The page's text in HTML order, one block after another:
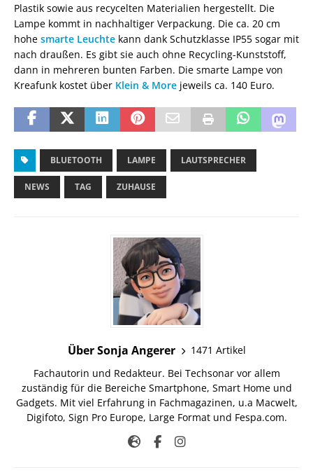
Plastik sowie aus recycelten Materialien hergestellt. Die
Lampe kommt in nachhaltiger Verpackung. Die ca. 20 cm
hohe smarte Leuchte kann dank Schutzklasse IP55 sogar mit
nach draußen. Es gibt sie auch ohne Recycling-Kunststoff,
dann in mehreren bunten Farben. Die smarte Lampe von
Kreafunk kostet über Klein & More jeweils ca. 140 Euro.
BLUETOOTH LAMPE LAUTSPRECHER
NEWS TAG ZUHAUSE
Über Sonja Angerer
1471 Artikel
Fachautorin und Redakteur. Bei Techsonar vor allem
zuständig für die Bereiche Smartphone, Smart Home und
Gadgets. Mit viel Erfahrung in Fachmagazinen, u.a Macwelt,
Digifoto, Sign Pro Europe, Large Format und Fespa.com.